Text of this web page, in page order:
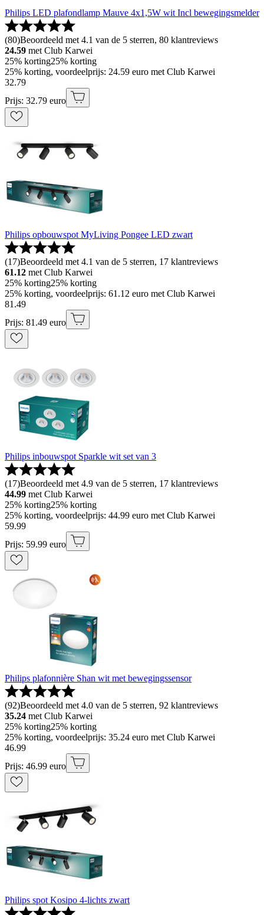
Philips LED plafondlamp Mauve 4x1,5W wit Incl bewegingsmelder
(80)Beoordeeld met 4.1 van de 5 sterren, 80 klantreviews
24.59 met Club Karwei
25% korting25% korting
25% korting, voordeelprijs: 24.59 euro met Club Karwei
32.79
Prijs: 32.79 euro
Philips opbouwspot MyLiving Pongee LED zwart
(17)Beoordeeld met 4.1 van de 5 sterren, 17 klantreviews
61.12 met Club Karwei
25% korting25% korting
25% korting, voordeelprijs: 61.12 euro met Club Karwei
81 .49
Prijs: 81.49 euro
Philips inbouwspot Sparkle wit set van 3
(17)Beoordeeld met 4.9 van de 5 sterren, 17 klantreviews
44.99 met Club Karwei
25% korting25% korting
25% korting, voordeelprijs: 44.99 euro met Club Karwei
59.99
Prijs: 59.99 euro
Philips plafonnière Shan wit met bewegingssensor
(92)Beoordeeld met 4.0 van de 5 sterren, 92 klantreviews
35.24 met Club Karwei
25% korting25% korting
25% korting, voordeelprijs: 35.24 euro met Club Karwei
46.99
Prijs: 46.99 euro
Philips spot Kosipo 4-lichts zwart